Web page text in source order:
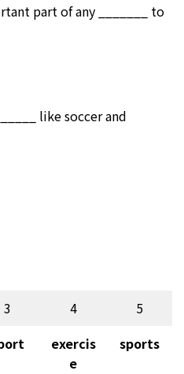
part of any _______ to
like soccer and
3 4
5
exercis
e
sports